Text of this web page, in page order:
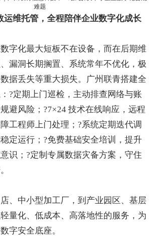
运维托管，全程陪伴企业数字化成长
字化最大短板不在设备，而在后期维
漏洞长期搁置、系统常年不优化，极
据丢失等重大损失。广州联青搭建全
?定期上门巡检，主动排查网络与账
避风险；?7×24 技术在线响应，远程
工程师上门处理；?系统定期迭代调
定运行；?免费基础安全培训，提升
识；?定制专属数据灾备方案，守住
、中小型加工厂，到产业园区、基层
量化、低成本、高落地性的服务，为
字安全底座。